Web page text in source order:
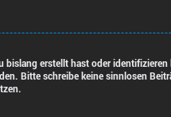
bislang erstellt hast oder
Bitte schreibe keine sinnlosen